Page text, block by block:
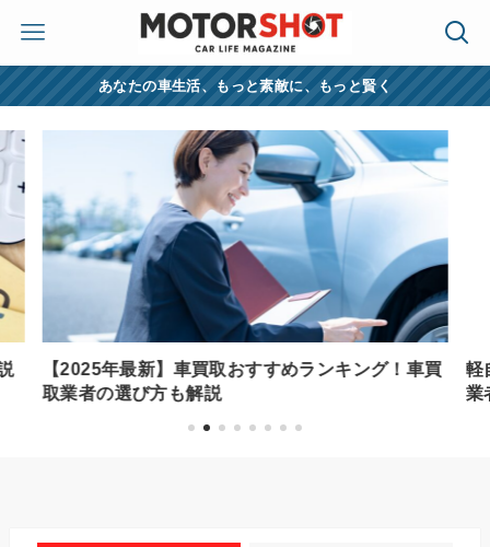
あなたの車生活、もっと素敵に、もっと賢く
【2025年最新】車買取おすすめランキング！車買
取業者の選び方も解説
軽
業